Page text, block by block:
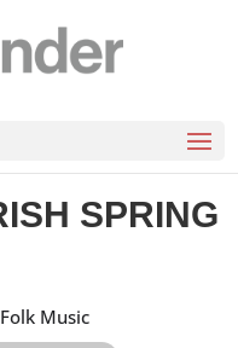
SPRING
Music